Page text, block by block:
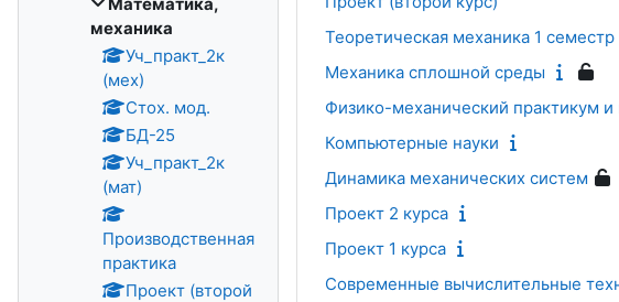
Теоретическая механика 1 семестр
Механика сплошной среды
Физико-механический практикум
Компьютерные науки
Динамика механических систем
Проект 2 курса
Проект 1 курса
Современные вычислительные
механика
Уч_практ_2к
(мех)
Стох. мод.
БД-25
Уч_практ_2к
(мат)
Производственная
практика
Проект (второй